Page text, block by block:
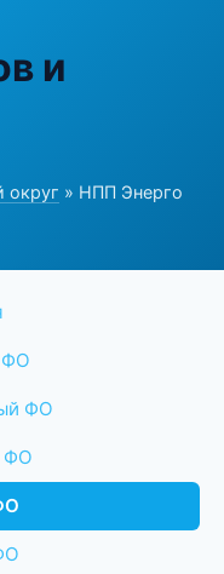
и
округ » НПП Энерго
ФО
ФО
ФО